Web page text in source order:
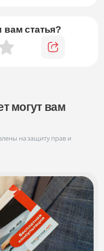
статья?
могут вам
на защиту прав и